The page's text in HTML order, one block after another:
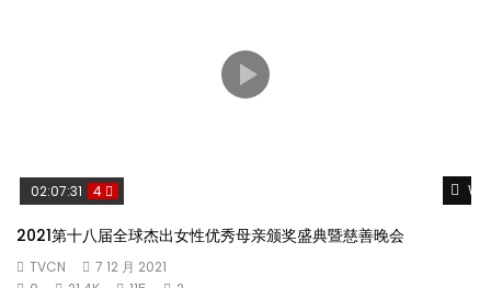
02:07:31 4
2021第十八届全球杰出女性优秀母亲颁奖盛典暨慈善晚会
TVCN
7 12 月 2021